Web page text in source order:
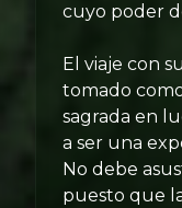
cuyo poder
El viaje con
tomado
sagrada en
a ser una
No debe
puesto que